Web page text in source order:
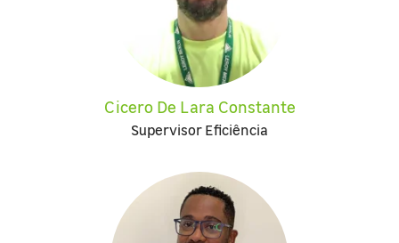
Cicero De Lara Constante
Supervisor Eficiência